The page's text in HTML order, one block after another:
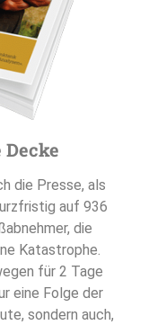
die Presse, als
auf 936
die
Katastrophe.
für 2 Tage
eine Folge der
sondern auch,